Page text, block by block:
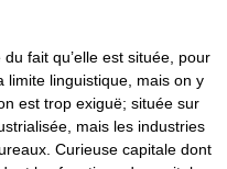
fait qu’elle est située, pour
limite linguistique, mais on y
est trop exiguë; située sur
mais les industries
Curieuse capitale dont